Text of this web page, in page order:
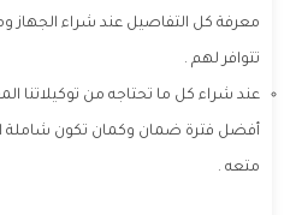
معرفة كل التفاصيل عند شراء الجهاز
تتوافر لهم .
عند شراء كل ما تحتاجه من توكيلاتنا
أفضل فترة ضمان وكمان تكون شاملة
متعه .